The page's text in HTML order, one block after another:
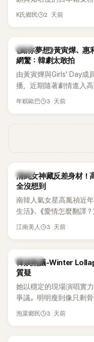
終不幸身亡，消息曝光
K氏鄉民 2 天前
韓劇
《給你夢想》黃寅燁、
網驚：韓劇太敢拍
由黃寅燁與Girls' Day成
播，近期隨著劇情進入
新播出的第8集不僅上演
年糕歐巴 3 天前
韓星
清純女神藏反差身材！
全沒想到
南韓人氣女星高胤禎近年
生活》、《愛情怎麼翻譯
作品，躍升為韓劇新一
細身材下的超狂背肌與
傻直呼：「原來她身材這
江南美人 3 天前
熱議討論
韓娛熱議-Winter
質疑
她以穩定的現場演唱實力
爭議。明明瘦到像只剩
和音量？
泡菜鄉民 3 天前